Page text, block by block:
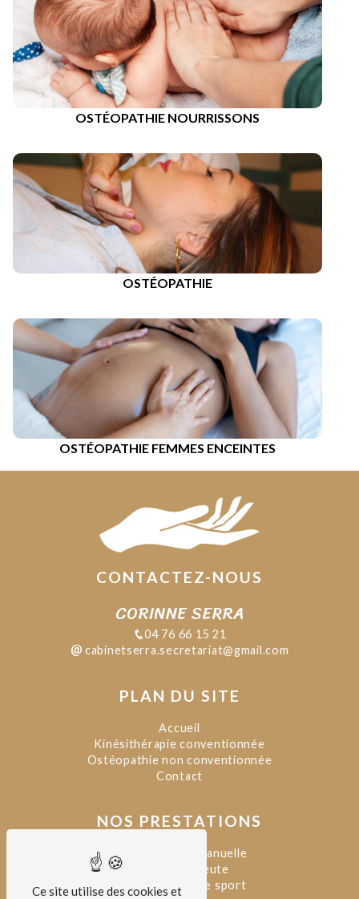
OSTÉOPATHIE NOURRISSONS
OSTÉOPATHIE
OSTÉOPATHIE FEMMES ENCEINTES
CONTACTEZ-NOUS
CORINNE SERRA
04 76 66 15 21
cabinetserra.secretariat@gmail.com
PLAN DU SITE
Accueil
Kinésithérapie conventionnée
Ostéopathie non conventionnée
Contact
NOS PRESTATIONS
Kinésithérapie manuelle
Kinésithérapeute
Kinésithérapeute sport
Ce site utilise des cookies et